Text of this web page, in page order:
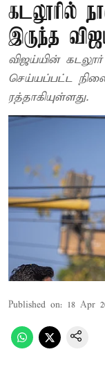
கடலூரில்
இருந்த
விஜய்யின் கடலூர்
செய்யப்பட்ட
ரத்தாகியுள்ளது.
Published on: 18 Apr